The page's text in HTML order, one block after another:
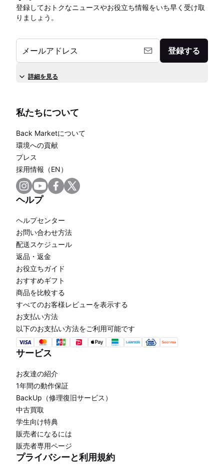
登録しておトクなニュースやお役立ち情報をいち早く受け取
りましょう。
メールアドレス 登録する
詳細を見る
私たちについて
Back Marketについて
環境への貢献
プレス
採用情報（EN）
ヘルプ
ヘルプセンター
お問い合わせ方法
配送スケジュール
返品・返金
お役立ちガイド
おすすめギフト
商品を比較する
すべてのお客様レビューを表示する
お支払い方法
以下のお支払い方法をご利用可能です
サービス
お友達の紹介
1年間の動作保証
BackUp（修理復旧サービス）
中古買取
学生向け特典
販売者になるには
販売者専用ページ
プライバシーと利用規約